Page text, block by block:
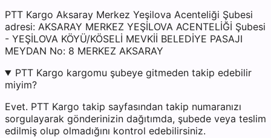
PTT Kargo Aksaray Merkez Yeşilova Acenteliği Şubesi
adresi: AKSARAY MERKEZ YEŞİLOVA ACENTELİĞİ Şubesi
- YEŞİLOVA KÖYÜ/KÖSELİ MEVKİİ BELEDİYE PASAJI
MEYDAN No: 8 MERKEZ AKSARAY
PTT Kargo kargomu şubeye gitmeden takip edebilir
miyim?
Evet. PTT Kargo takip sayfasından takip numaranızı
sorgulayarak gönderinizin dağıtımda, şubede veya teslim
edilmiş olup olmadığını kontrol edebilirsiniz.